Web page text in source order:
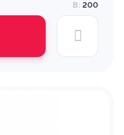
В: 200